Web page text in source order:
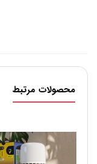
محصولات مرتبط